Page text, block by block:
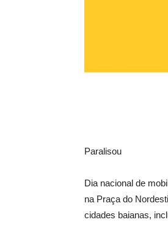
Paralisou
Dia nacional de
na Praça do
cidades baianas,